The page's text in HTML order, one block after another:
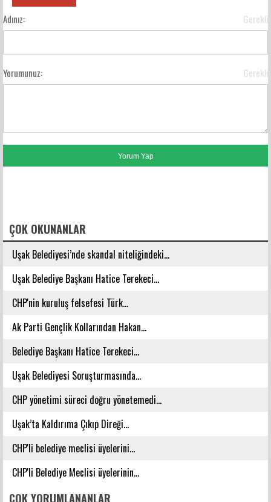
Adınız: Gerekli
Yorumunuz: Gerekli
ÇOK OKUNANLAR
Uşak Belediyesi’nde skandal niteliğindeki...
Uşak Belediye Başkanı Hatice Terekeci...
CHP'nin kuruluş felsefesi Türk...
Ak Parti Gençlik Kollarından Hakan...
Belediye Başkanı Hatice Terekeci...
Uşak Belediyesi Soruşturmasında...
CHP yönetimi süreci doğru yönetemedi...
Uşak’ta Kaldırıma Çıkıp Direği...
CHP'li belediye meclisi üyelerini...
CHP'li Belediye Meclisi üyelerinin...
ÇOK YORUMLANANLAR